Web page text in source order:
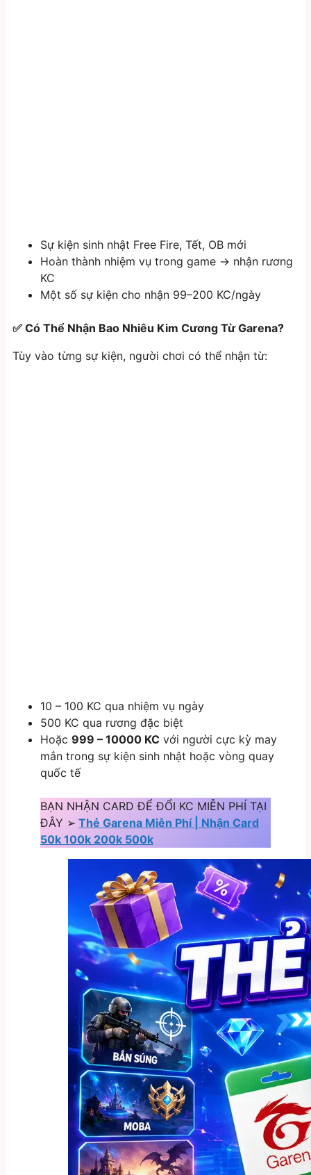
Sự kiện sinh nhật Free Fire, Tết, OB mới
Hoàn thành nhiệm vụ trong game → nhận rương
KC
Một số sự kiện cho nhận 99–200 KC/ngày
✅ Có Thể Nhận Bao Nhiêu Kim Cương Từ Garena?
Tùy vào từng sự kiện, người chơi có thể nhận từ:
10 – 100 KC qua nhiệm vụ ngày
500 KC qua rương đặc biệt
Hoặc 999 – 10000 KC với người cực kỳ may
mắn trong sự kiện sinh nhật hoặc vòng quay
quốc tế
BẠN NHẬN CARD ĐỂ ĐỔI KC MIỄN PHÍ TẠI
ĐÂY ➢ Thẻ Garena Miễn Phí | Nhận Card
50k 100k 200k 500k